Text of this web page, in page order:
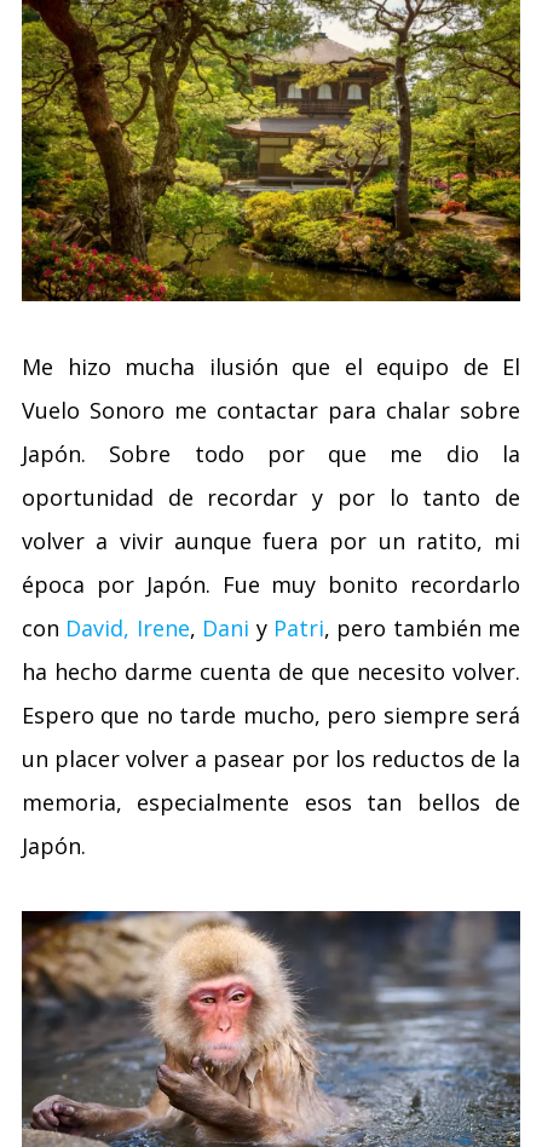
Me hizo mucha ilusión que el equipo de El
Vuelo Sonoro me contactar para chalar sobre
Japón. Sobre todo por que me dio la
oportunidad de recordar y por lo tanto de
volver a vivir aunque fuera por un ratito, mi
época por Japón. Fue muy bonito recordarlo
con David, Irene, Dani y Patri, pero también me
ha hecho darme cuenta de que necesito volver.
Espero que no tarde mucho, pero siempre será
un placer volver a pasear por los reductos de la
memoria, especialmente esos tan bellos de
Japón.